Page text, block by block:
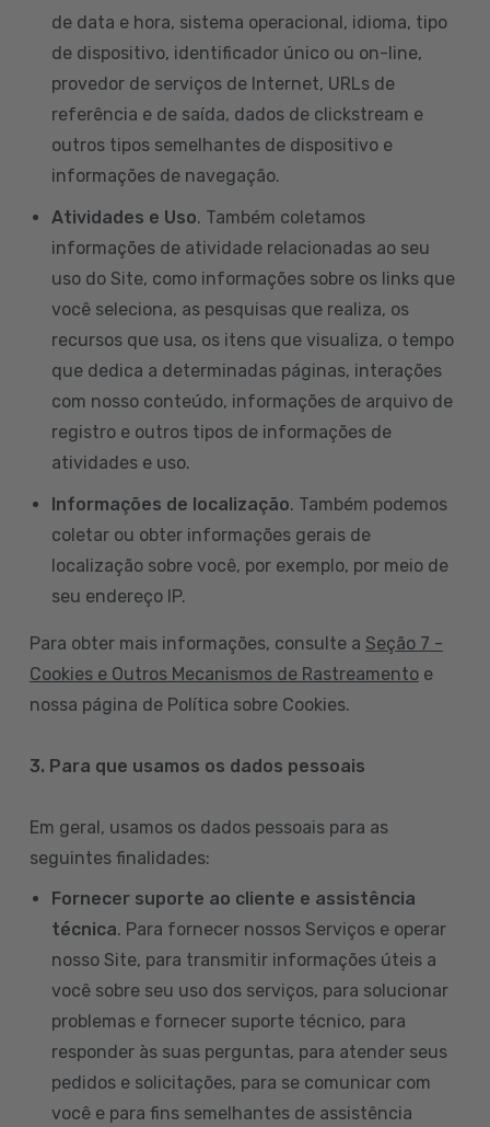
de data e hora, sistema operacional, idioma, tipo
de dispositivo, identificador único ou on-line,
provedor de serviços de Internet, URLs de
referência e de saída, dados de clickstream e
outros tipos semelhantes de dispositivo e
informações de navegação.
Atividades e Uso. Também coletamos
informações de atividade relacionadas ao seu
uso do Site, como informações sobre os links que
você seleciona, as pesquisas que realiza, os
recursos que usa, os itens que visualiza, o tempo
que dedica a determinadas páginas, interações
com nosso conteúdo, informações de arquivo de
registro e outros tipos de informações de
atividades e uso.
Informações de localização. Também podemos
coletar ou obter informações gerais de
localização sobre você, por exemplo, por meio de
seu endereço IP.
Para obter mais informações, consulte a Seção 7 -
Cookies e Outros Mecanismos de Rastreamento e
nossa página de Política sobre Cookies.
3. Para que usamos os dados pessoais
Em geral, usamos os dados pessoais para as
seguintes finalidades:
Fornecer suporte ao cliente e assistência
técnica. Para fornecer nossos Serviços e operar
nosso Site, para transmitir informações úteis a
você sobre seu uso dos serviços, para solucionar
problemas e fornecer suporte técnico, para
responder às suas perguntas, para atender seus
pedidos e solicitações, para se comunicar com
você e para fins semelhantes de assistência